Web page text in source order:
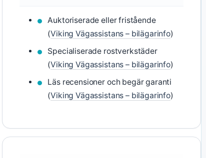
Auktoriserade eller fristående
(Viking Vägassistans – bilägarinfo)
Specialiserade rostverkstäder
(Viking Vägassistans – bilägarinfo)
Läs recensioner och begär garanti
(Viking Vägassistans – bilägarinfo)